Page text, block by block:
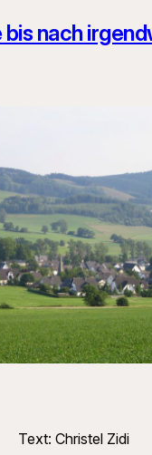
bis nach
Text: Christel Zidi